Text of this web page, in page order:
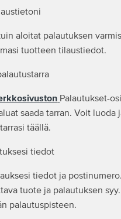
osapuolen kautta
New Balance?
tuotteet
palautuksen noudon
aloitat palautuksen
tuotteen tilaustiedot.
Palautukset-
saada tarran. Voit luoda
täällä.
tiedot
tiedot ja
tuote ja palautuksen
palautuspisteen.